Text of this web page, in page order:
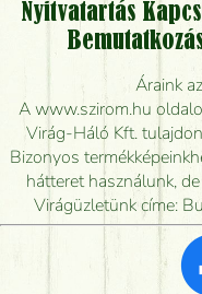
Vidékre
Meddig
Mennyire gyorsan
mikor tudják
Vörös rózsát
Milyen
Nyitvatartás
Áraink
A www.szirom.hu
Virág-Háló Kft.
Bizonyos
hátteret használunk,
Virágüzletünk címe: